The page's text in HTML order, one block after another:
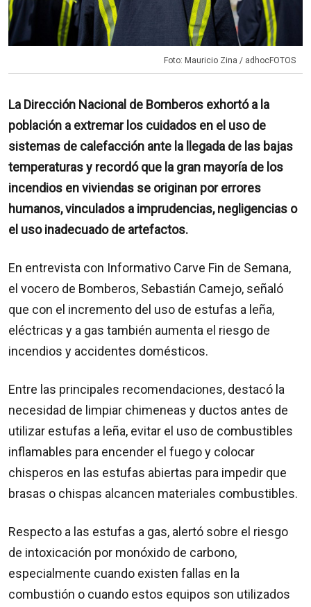
Foto: Mauricio Zina / adhocFOTOS
La Dirección Nacional de Bomberos exhortó a la
población a extremar los cuidados en el uso de
sistemas de calefacción ante la llegada de las bajas
temperaturas y recordó que la gran mayoría de los
incendios en viviendas se originan por errores
humanos, vinculados a imprudencias, negligencias o
el uso inadecuado de artefactos.
En entrevista con Informativo Carve Fin de Semana,
el vocero de Bomberos, Sebastián Camejo, señaló
que con el incremento del uso de estufas a leña,
eléctricas y a gas también aumenta el riesgo de
incendios y accidentes domésticos.
Entre las principales recomendaciones, destacó la
necesidad de limpiar chimeneas y ductos antes de
utilizar estufas a leña, evitar el uso de combustibles
inflamables para encender el fuego y colocar
chisperos en las estufas abiertas para impedir que
brasas o chispas alcancen materiales combustibles.
Respecto a las estufas a gas, alertó sobre el riesgo
de intoxicación por monóxido de carbono,
especialmente cuando existen fallas en la
combustión o cuando estos equipos son utilizados